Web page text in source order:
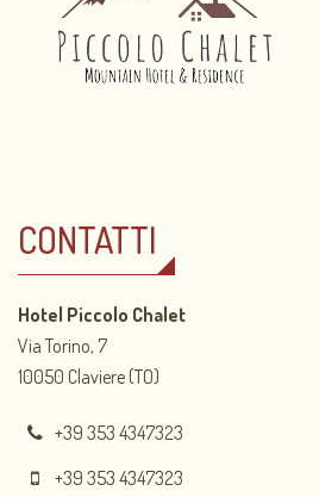
CONTATTI
Hotel Piccolo Chalet
Via Torino, 7
10050 Claviere (TO)
+39 353 4347323
+39 353 4347323